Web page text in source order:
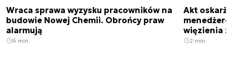
Wraca sprawa wyzysku pracowników na
budowie Nowej Chemii. Obrońcy praw
alarmują
6 min.
Akt
więzienia
2 min.